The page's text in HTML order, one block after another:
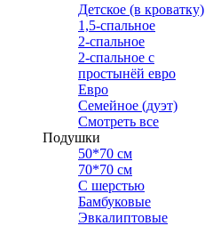
Детское (в кроватку)
1,5-спальное
2-спальное
2-спальное с
простынёй евро
Евро
Семейное (дуэт)
Смотреть все
Подушки
50*70 см
70*70 см
С шерстью
Бамбуковые
Эвкалиптовые